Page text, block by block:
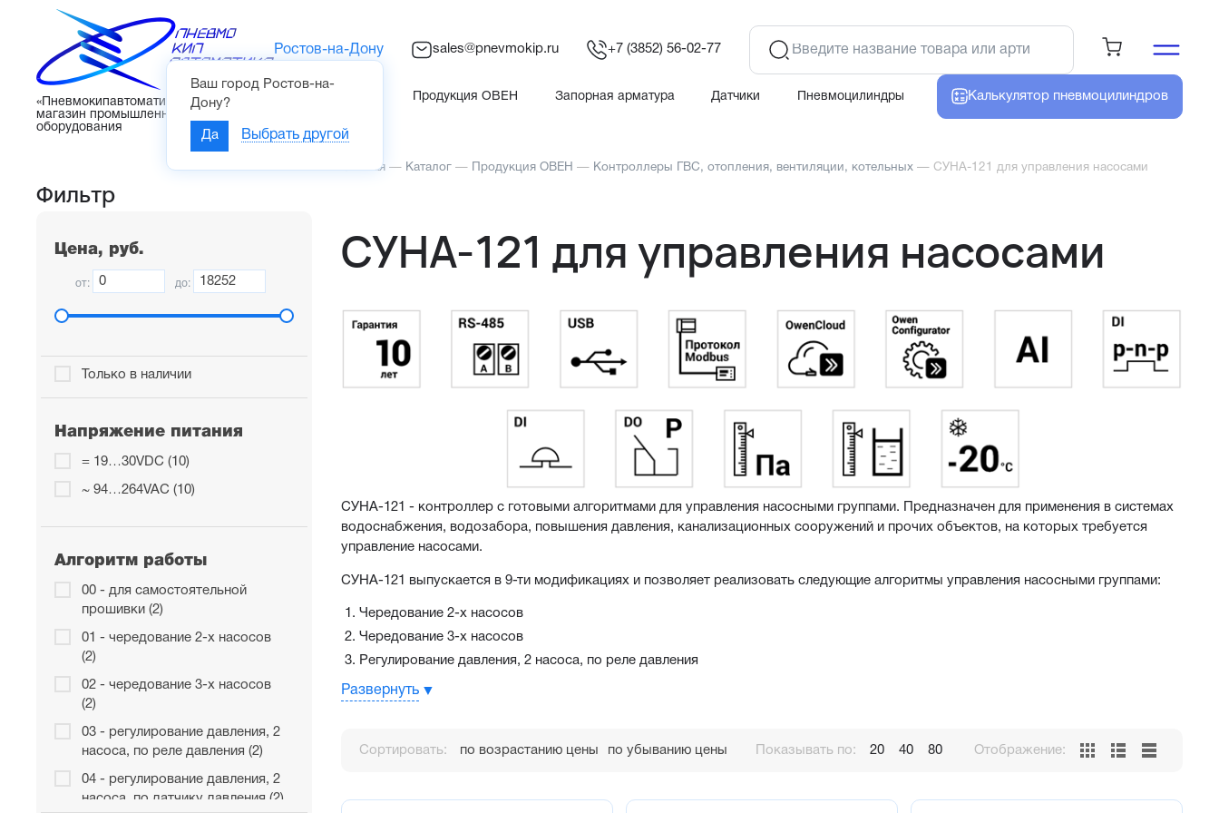
«Пневмокипавтоматика» – интернет-
магазин промышленного
оборудования
Ростов-на-Дону
Ваш город Ростов-на-
Дону?
Да Выбрать другой
sales@pnevmokip.ru +7 (3852) 56-02-77
Продукция ОВЕН Запорная арматура Датчики Пневмоцилиндры Калькулятор пневмоцилиндров
Фильтр
Цена, руб.
от: до:
Только в наличии
Напряжение питания
= 19…30VDC (10)
~ 94…264VAC (10)
Алгоритм работы
00 - для самостоятельной
прошивки (2)
01 - чередование 2-х насосов
(2)
02 - чередование 3-х насосов
(2)
03 - регулирование давления, 2
насоса, по реле давления (2)
04 - регулирование давления, 2
насоса, по датчику давления (2)
Главная — Каталог — Продукция ОВЕН — Контроллеры ГВС, отопления, вентиляции, котельных — СУНА-121 для управления насосами
СУНА-121 для управления насосами
СУНА-121 - контроллер с готовыми алгоритмами для управления насосными группами. Предназначен для применения в системах
водоснабжения, водозабора, повышения давления, канализационных сооружений и прочих объектов, на которых требуется
управление насосами.
СУНА-121 выпускается в 9-ти модификациях и позволяет реализовать следующие алгоритмы управления насосными группами:
Чередование 2-х насосов
Чередование 3-х насосов
Регулирование давления, 2 насоса, по реле давления
Регулирование давления, 2 насоса, по аналоговому датчику давления
Заполнение/опорожнение резервуара, 2 насоса, аналоговый датчик уровня
Управление канализационной насосной станцией, 2 насоса, аналоговый и дискретный датчики уровня или 4 дискретных датчика
Развернуть
Сортировать: по возрастанию цены по убыванию цены Показывать по: 20 40 80 Отображение: